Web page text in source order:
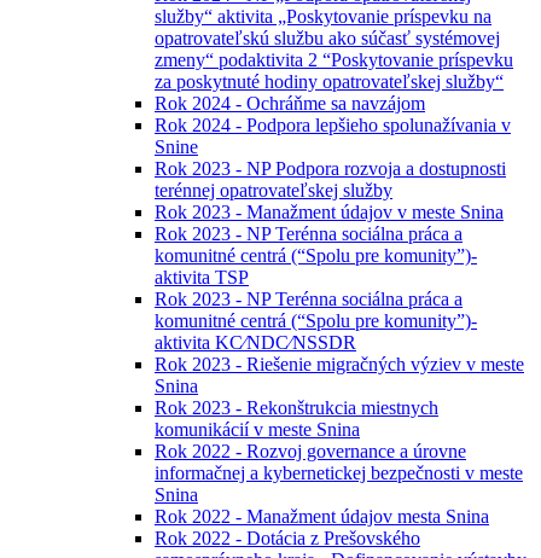
služby“ aktivita „Poskytovanie príspevku na
opatrovateľskú službu ako súčasť systémovej
zmeny“ podaktivita 2 “Poskytovanie príspevku
za poskytnuté hodiny opatrovateľskej služby“
Rok 2024 - Ochráňme sa navzájom
Rok 2024 - Podpora lepšieho spolunažívania v
Snine
Rok 2023 - NP Podpora rozvoja a dostupnosti
terénnej opatrovateľskej služby
Rok 2023 - Manažment údajov v meste Snina
Rok 2023 - NP Terénna sociálna práca a
komunitné centrá (“Spolu pre komunity”)-
aktivita TSP
Rok 2023 - NP Terénna sociálna práca a
komunitné centrá (“Spolu pre komunity”)-
aktivita KC⁄NDC⁄NSSDR
Rok 2023 - Riešenie migračných výziev v meste
Snina
Rok 2023 - Rekonštrukcia miestnych
komunikácií v meste Snina
Rok 2022 - Rozvoj governance a úrovne
informačnej a kybernetickej bezpečnosti v meste
Snina
Rok 2022 - Manažment údajov mesta Snina
Rok 2022 - Dotácia z Prešovského